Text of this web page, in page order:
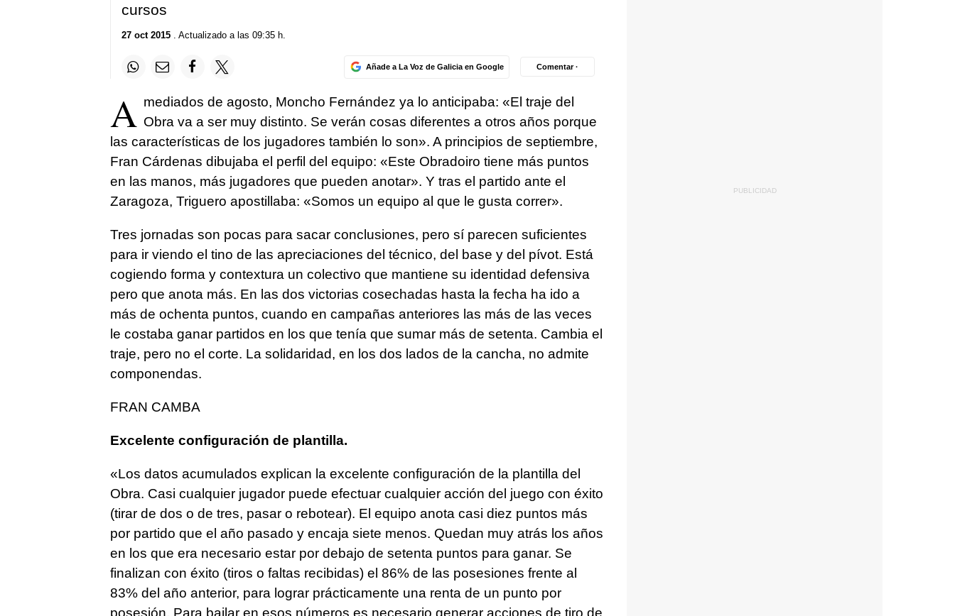
cursos
27 oct 2015. Actualizado a las 09:35 h.
Añade a La Voz de Galicia en Google Comentar ·
A mediados de agosto, Moncho Fernández ya lo anticipaba: «El traje del
Obra va a ser muy distinto. Se verán cosas diferentes a otros años porque
las características de los jugadores también lo son». A principios de septiembre,
Fran Cárdenas dibujaba el perfil del equipo: «Este Obradoiro tiene más puntos
en las manos, más jugadores que pueden anotar». Y tras el partido ante el
Zaragoza, Triguero apostillaba: «Somos un equipo al que le gusta correr».
Tres jornadas son pocas para sacar conclusiones, pero sí parecen suficientes
para ir viendo el tino de las apreciaciones del técnico, del base y del pívot. Está
cogiendo forma y contextura un colectivo que mantiene su identidad defensiva
pero que anota más. En las dos victorias cosechadas hasta la fecha ha ido a
más de ochenta puntos, cuando en campañas anteriores las más de las veces
le costaba ganar partidos en los que tenía que sumar más de setenta. Cambia el
traje, pero no el corte. La solidaridad, en los dos lados de la cancha, no admite
componendas.
FRAN CAMBA
Excelente configuración de plantilla.
«Los datos acumulados explican la excelente configuración de la plantilla del
Obra. Casi cualquier jugador puede efectuar cualquier acción del juego con éxito
(tirar de dos o de tres, pasar o rebotear). El equipo anota casi diez puntos más
por partido que el año pasado y encaja siete menos. Quedan muy atrás los años
en los que era necesario estar por debajo de setenta puntos para ganar. Se
finalizan con éxito (tiros o faltas recibidas) el 86% de las posesiones frente al
83% del año anterior, para lograr prácticamente una renta de un punto por